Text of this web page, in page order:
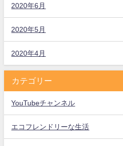
2020年6月
2020年5月
2020年4月
カテゴリー
YouTubeチャンネル
エコフレンドリーな生活